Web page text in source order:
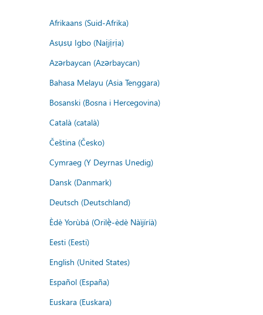
Afrikaans (Suid-Afrika)
Asụsụ Igbo (Naịjịrịa)
Azərbaycan (Azərbaycan)
Bahasa Melayu (Asia Tenggara)
Bosanski (Bosna i Hercegovina)
Català (català)
Čeština (Česko)
Cymraeg (Y Deyrnas Unedig)
Dansk (Danmark)
Deutsch (Deutschland)
Èdè Yorùbá (Orilẹ̀-èdè Nàìjíríà)
Eesti (Eesti)
English (United States)
Español (España)
Euskara (Euskara)